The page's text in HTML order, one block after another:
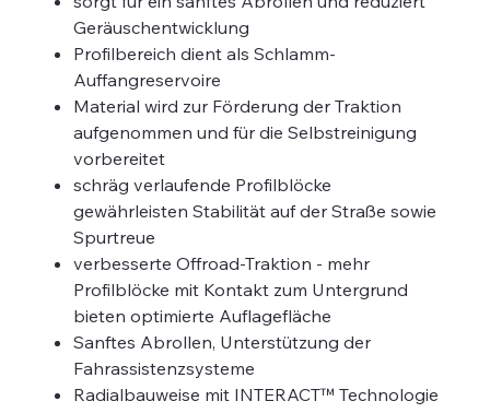
Geräuschentwicklung
Profilbereich dient als Schlamm-
Auffangreservoire
Material wird zur Förderung der Traktion
aufgenommen und für die Selbstreinigung
vorbereitet
schräg verlaufende Profilblöcke
gewährleisten Stabilität auf der Straße sowie
Spurtreue
verbesserte Offroad-Traktion - mehr
Profilblöcke mit Kontakt zum Untergrund
bieten optimierte Auflagefläche
Sanftes Abrollen, Unterstützung der
Fahrassistenzsysteme
Radialbauweise mit INTERACT™ Technologie